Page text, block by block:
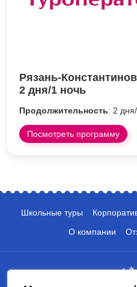
Рязань-
2 дня/1 ночь
Продолжительность: 2
Посмотреть программу
Школьные туры
О компании